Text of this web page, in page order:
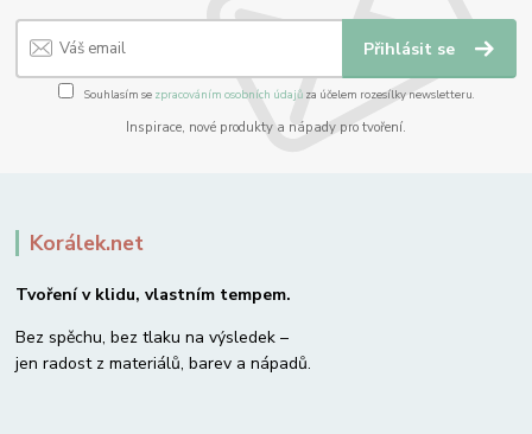
Přihlásit se
Souhlasím se zpracováním osobních údajůza účelem rozesílky newsletteru.
Inspirace, nové produkty a nápady pro tvoření.
Korálek.net
Tvoření v klidu, vlastním tempem.
Bez spěchu, bez tlaku na výsledek –
jen radost z materiálů, barev a nápadů.